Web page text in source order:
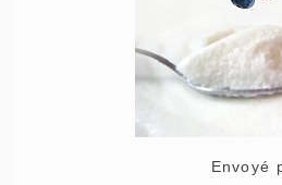
Envoyé